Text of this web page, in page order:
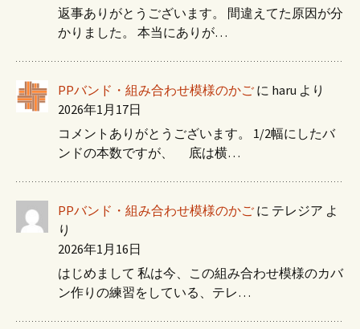
返事ありがとうございます。 間違えてた原因が分
かりました。 本当にありが…
PPバンド・組み合わせ模様のかご に haru より
2026年1月17日
コメントありがとうございます。 1/2幅にしたバ
ンドの本数ですが、 底は横…
PPバンド・組み合わせ模様のかご に テレジア よ
り
2026年1月16日
はじめまして 私は今、この組み合わせ模様のカバ
ン作りの練習をしている、テレ…